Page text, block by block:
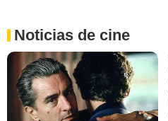
Noticias de cine